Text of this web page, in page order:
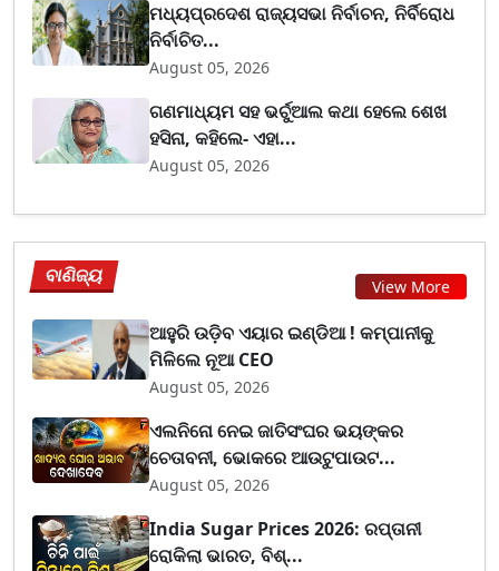
ମଧ୍ୟପ୍ରଦେଶ ରାଜ୍ୟସଭା ନିର୍ବାଚନ, ନିର୍ବିରୋଧ
ନିର୍ବାଚିତ...
August 05, 2026
ଗଣମାଧ୍ୟମ ସହ ଭର୍ଚୁଆଲ କଥା ହେଲେ ଶେଖ
ହସିନା, କହିଲେ- ଏହା...
August 05, 2026
ବାଣିଜ୍ୟ View More
ଆହୁରି ଉଡ଼ିବ ଏୟାର ଇଣ୍ଡିଆ ! କମ୍ପାନୀକୁ
ମିଳିଲେ ନୂଆ CEO
August 05, 2026
ଏଲନିନୋ ନେଇ ଜାତିସଂଘର ଭୟଙ୍କର
ଚେତାବନୀ, ଭୋକରେ ଆଉଟୁପାଉଟ...
August 05, 2026
India Sugar Prices 2026: ରପ୍ତାନୀ
ରୋକିଲା ଭାରତ, ବିଶ୍...